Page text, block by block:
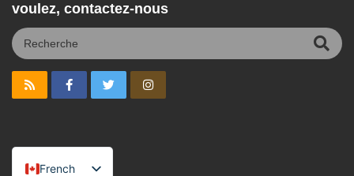
voulez, contactez-nous
French